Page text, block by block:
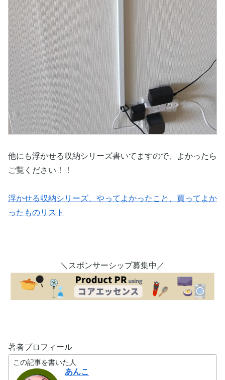
他にも浮かせる収納シリーズ書いてますので、よかったら
ご覧ください！！
浮かせる収納シリーズ、やってよかったこと、買ってよか
ったものリスト
＼スポンサーシップ募集中／
著者プロフィール
この記事を書いた人
あんこ